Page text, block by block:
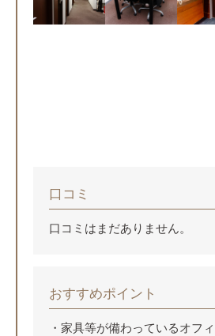
口コミ
口コミはまだありません。
おすすめポイント
家具等が備わっているオフ